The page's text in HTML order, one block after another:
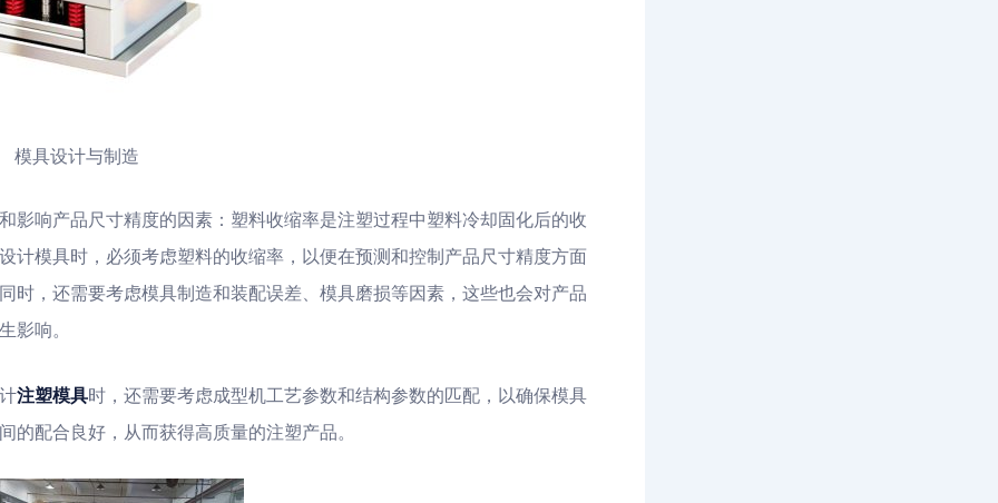
模具设计与制造
影响产品尺寸精度的因素：塑料收缩率是注塑过程中塑料冷却固化后的收
计模具时，必须考虑塑料的收缩率，以便在预测和控制产品尺寸精度方面
时，还需要考虑模具制造和装配误差、模具磨损等因素，这些也会对产品
影响。
注塑模具时，还需要考虑成型机工艺参数和结构参数的匹配，以确保模具
的配合良好，从而获得高质量的注塑产品。